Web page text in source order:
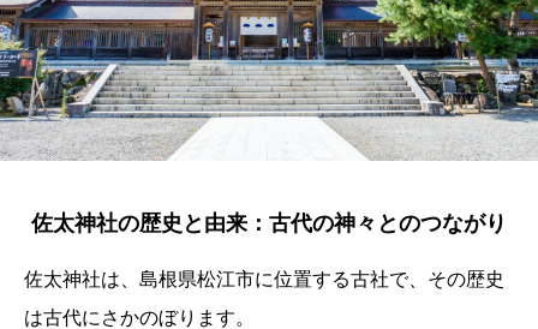
佐太神社の歴史と由来：古代の神々とのつながり
佐太神社は、島根県松江市に位置する古社で、その歴史
は古代にさかのぼります。